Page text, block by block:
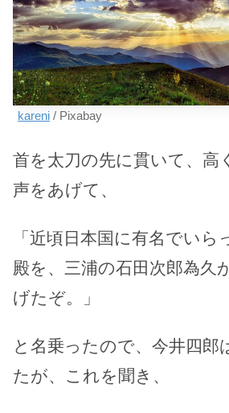
kareni / Pixabay
首を太刀の先に貫いて、高
声をあげて、
「近頃日本国に有名でいら
殿を、三浦の石田次郎為久
げたぞ。」
と名乗ったので、今井四郎
たが、これを聞き、